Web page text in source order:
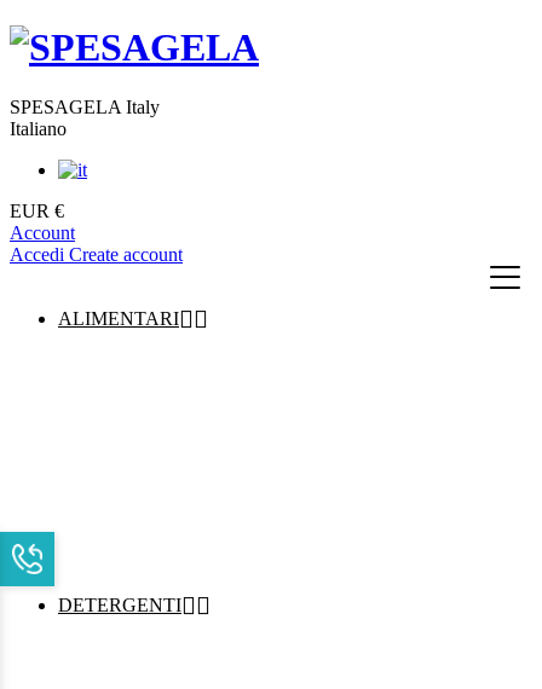
SPESAGELA Italy
Italiano
EUR €
Account
Accedi Create account
ALIMENTARI
DETERGENTI